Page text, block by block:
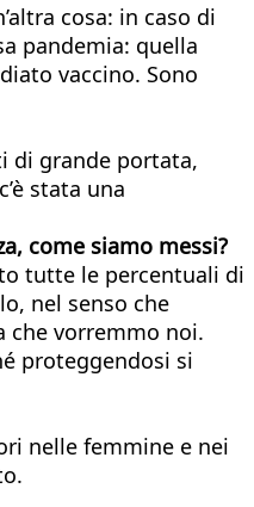
cosa: in caso di
pandemia: quella
vaccino. Sono
di grande portata,
stata una
come siamo messi?
tutte le percentuali di
nel senso che
che vorremmo noi.
proteggendosi si
nelle femmine e nei